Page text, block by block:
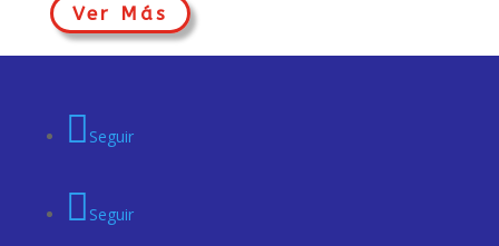
Ver Más
Seguir
Seguir